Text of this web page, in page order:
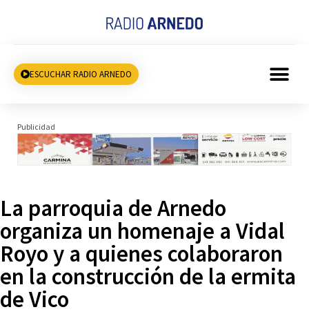
ESCUCHAR RADIO ARNEDO
Publicidad
La parroquia de Arnedo
organiza un homenaje a Vidal
Royo y a quienes colaboraron
en la construcción de la ermita
de Vico